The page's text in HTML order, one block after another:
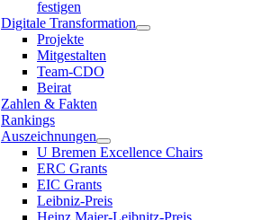
festigen
Digitale Transformation
Projekte
Mitgestalten
Team-CDO
Beirat
Zahlen & Fakten
Rankings
Auszeichnungen
U Bremen Excellence Chairs
ERC Grants
EIC Grants
Leibniz-Preis
Heinz Maier-Leibnitz-Preis